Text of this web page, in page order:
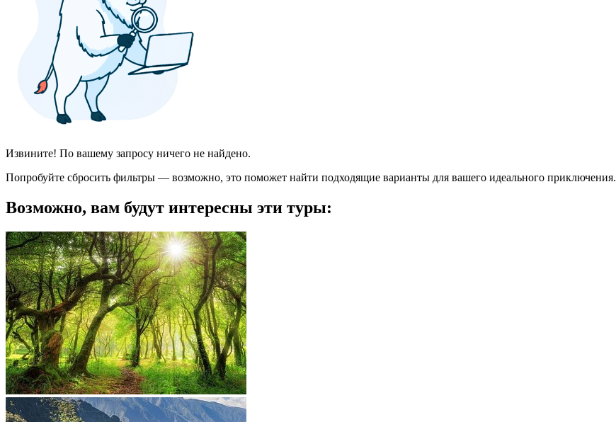
Извините! По вашему запросу ничего не найдено.
Попробуйте сбросить фильтры — возможно, это поможет найти подходящие варианты для вашего идеального приключения.
Возможно, вам будут интересны эти туры: